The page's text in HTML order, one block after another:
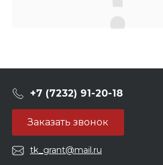
+7 (7232) 91-20-18
Заказать звонок
tk_grant@mail.ru